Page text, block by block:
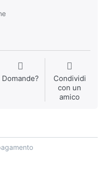
Domande?
Condividi
con un
amico